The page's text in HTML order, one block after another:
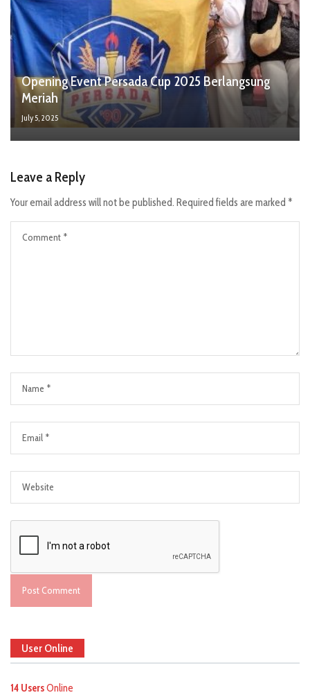
Opening Event Persada Cup 2025 Berlangsung
Meriah
July 5, 2025
Leave a Reply
Your email address will not be published. Required fields are marked *
User Online
14 UsersOnline